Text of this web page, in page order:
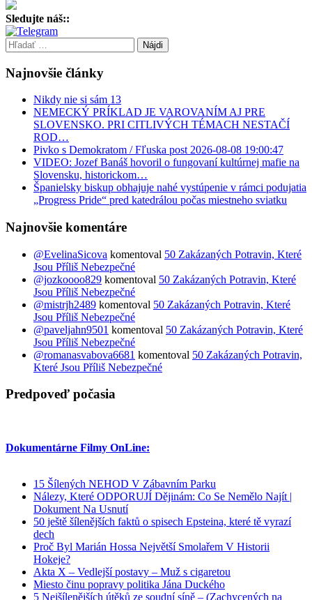
Sledujte náš::
Hľadať:
Najnovšie články
Nikdy nie si sám 13
NEMECKÝ PRÍKLAD JE VAROVANÍM AJ PRE
SLOVENSKO. PRI CITLIVÝCH TÉMACH NESTAČÍ
ROD…
Pivko s Demokratom / Fľuska post 2026-08-08 19:00:47
VIDEO: Jozef Banáš hovoril o fungovaní kultúrnej mafie na
Slovensku, historickom…
Španielsky biskup obhajuje nahé vystúpenie v rámci podujatia
„Progress Pride“ pred katedrálou počas miestneho sviatku
Najnovšie komentáre
@EvelinaSicova komentoval 50 Zakázaných Potravin, Které
Jsou Příliš Nebezpečné
@jozkoooo829 komentoval 50 Zakázaných Potravin, Které
Jsou Příliš Nebezpečné
@mistrjh2489 komentoval 50 Zakázaných Potravin, Které
Jsou Příliš Nebezpečné
@paveljahn9501 komentoval 50 Zakázaných Potravin, Které
Jsou Příliš Nebezpečné
@romanasvabova6681 komentoval 50 Zakázaných Potravin,
Které Jsou Příliš Nebezpečné
Predpoveď počasia
Dokumentárne Filmy OnLine:
15 Šílených NEHOD V Zábavním Parku
Nálezy, Které ODPORUJÍ Dějinám: Co Se Nemělo Najít |
Dokument Na Usnutí
50 ještě šílenějších faktů o spisech Epsteina, které tě vyrazí
dech
Proč Byl Marián Hossa Největší Smolařem V Historii
Hokeje?
Akta X – Vedlejší postavy – Muž s cigaretou
Miesto činu popravy politika Jána Duckého
5 Nejšílenějších útěků ze soudní síně – (Zachycených na